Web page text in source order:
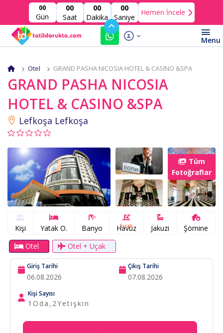
00
Gün
00
Saat
00
Dakika
00
Saniye
Hemen İncele
Otel GRAND PASHA NICOSIA HOTEL & CASINO &SPA
GRAND PASHA NICOSIA
HOTEL & CASINO &SPA
Lefkoşa Lefkoşa
Tüm
Fotoğraflar
Kişi Yatak O. Banyo Sıcak
Havuz Jakuzi
Şömine
Otel
Otel + Uçak
Giriş Tarihi Çıkış Tarihi
Kişi Sayısı
1 Oda, 2Yetişkin